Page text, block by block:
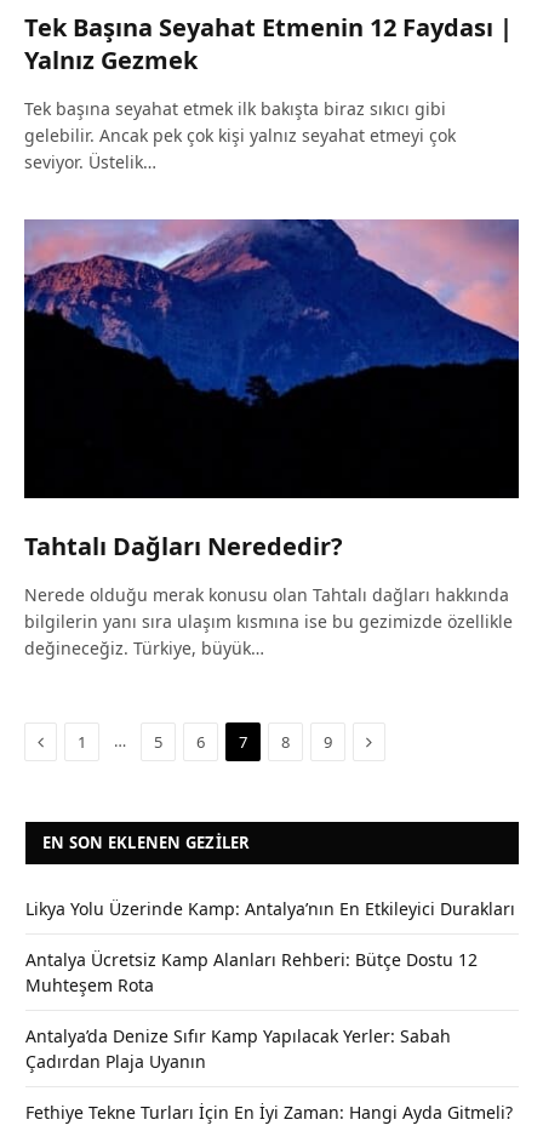
Tek Başına Seyahat Etmenin 12 Faydası |
Yalnız Gezmek
Tek başına seyahat etmek ilk bakışta biraz sıkıcı gibi
gelebilir. Ancak pek çok kişi yalnız seyahat etmeyi çok
seviyor. Üstelik…
Tahtalı Dağları Nerededir?
Nerede olduğu merak konusu olan Tahtalı dağları hakkında
bilgilerin yanı sıra ulaşım kısmına ise bu gezimizde özellikle
değineceğiz. Türkiye, büyük…
Previous
1 … 5 6 7 8 9 Next
EN SON EKLENEN GEZILER
Likya Yolu Üzerinde Kamp: Antalya’nın En Etkileyici Durakları
Antalya Ücretsiz Kamp Alanları Rehberi: Bütçe Dostu 12
Muhteşem Rota
Antalya’da Denize Sıfır Kamp Yapılacak Yerler: Sabah
Çadırdan Plaja Uyanın
Fethiye Tekne Turları İçin En İyi Zaman: Hangi Ayda Gitmeli?